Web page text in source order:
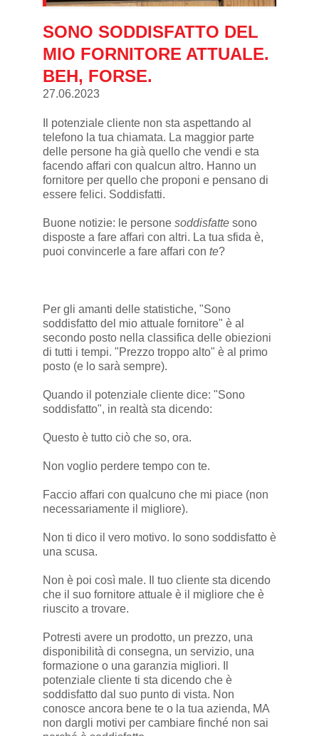
SONO SODDISFATTO DEL
MIO FORNITORE ATTUALE.
BEH, FORSE.
27.06.2023
Il potenziale cliente non sta aspettando al
telefono la tua chiamata. La maggior parte
delle persone ha già quello che vendi e sta
facendo affari con qualcun altro. Hanno un
fornitore per quello che proponi e pensano di
essere felici. Soddisfatti.
Buone notizie: le persone soddisfattesono
disposte a fare affari con altri. La tua sfida è,
puoi convincerle a fare affari con te?
Per gli amanti delle statistiche, "Sono
soddisfatto del mio attuale fornitore" è al
secondo posto nella classifica delle obiezioni
di tutti i tempi. "Prezzo troppo alto" è al primo
posto (e lo sarà sempre).
Quando il potenziale cliente dice: "Sono
soddisfatto", in realtà sta dicendo:
Questo è tutto ciò che so, ora.
Non voglio perdere tempo con te.
Faccio affari con qualcuno che mi piace (non
necessariamente il migliore).
Non ti dico il vero motivo. Io sono soddisfatto è
una scusa.
Non è poi così male. Il tuo cliente sta dicendo
che il suo fornitore attuale è il migliore che è
riuscito a trovare.
Potresti avere un prodotto, un prezzo, una
disponibilità di consegna, un servizio, una
formazione o una garanzia migliori. Il
potenziale cliente ti sta dicendo che è
soddisfatto dal suo punto di vista. Non
conosce ancora bene te o la tua azienda, MA
non dargli motivi per cambiare finché non sai